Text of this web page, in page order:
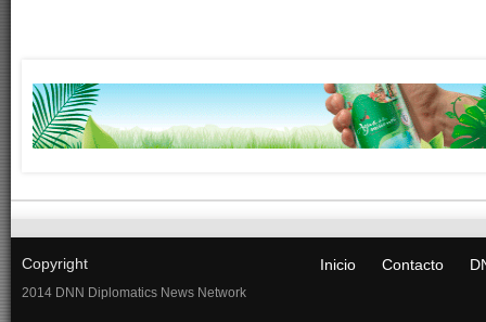
Copyright
2014 DNN Diplomatics News Network
Inicio Contacto